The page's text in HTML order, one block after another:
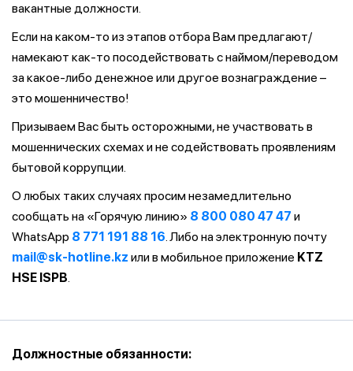
вакантные должности.
Если на каком-то из этапов отбора Вам предлагают/
намекают как-то посодействовать с наймом/переводом
за какое-либо денежное или другое вознаграждение –
это мошенничество!
Призываем Вас быть осторожными, не участвовать в
мошеннических схемах и не содействовать проявлениям
бытовой коррупции.
О любых таких случаях просим незамедлительно
сообщать на «Горячую линию» 8 800 080 47 47 и
WhatsApp 8 771 191 88 16. Либо на электронную почту
mail@sk-hotline.kz или в мобильное приложение KTZ
HSE ISPB.
Должностные обязанности: